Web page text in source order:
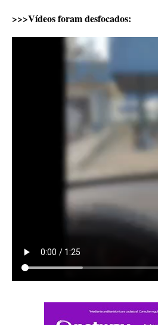
>>>Vídeos foram desfocados: